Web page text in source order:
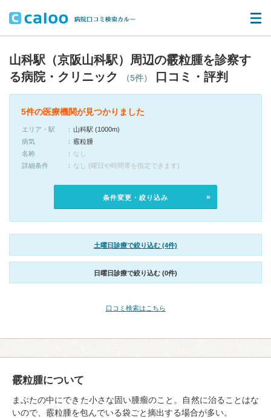
山科駅（京阪山科駅）周辺の霰粒腫を診察す
る病院・クリニック
（5件） 口コミ・評判
5件の医療機関が見つかりました
エリア・駅
山科駅 (1000m)
病気
霰粒腫
名称
なし
詳細条件
なし (曜日や時間帯を指定できます)
条件変更・絞り込み
土曜日診療で絞り込む (4件)
日曜日診療で絞り込む (0件)
口コミ検索はこちら
霰粒腫について
まぶたの中にできた小さな固い腫瘤のこと。自然に治ることはな
いので、霰粒腫を包んでいる袋ごと摘出する場合が多い。